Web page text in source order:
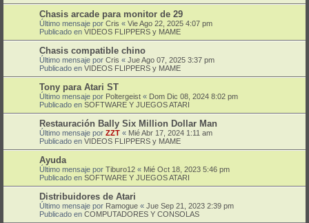
Chasis arcade para monitor de 29
Último mensaje por Cris « Vie Ago 22, 2025 4:07 pm
Publicado en VIDEOS FLIPPERS y MAME
Chasis compatible chino
Último mensaje por Cris « Jue Ago 07, 2025 3:37 pm
Publicado en VIDEOS FLIPPERS y MAME
Tony para Atari ST
Último mensaje por Poltergeist « Dom Dic 08, 2024 8:02 pm
Publicado en SOFTWARE Y JUEGOS ATARI
Restauración Bally Six Million Dollar Man
Último mensaje por ZZT « Mié Abr 17, 2024 1:11 am
Publicado en VIDEOS FLIPPERS y MAME
Ayuda
Último mensaje por Tiburo12 « Mié Oct 18, 2023 5:46 pm
Publicado en SOFTWARE Y JUEGOS ATARI
Distribuidores de Atari
Último mensaje por Ramogue « Jue Sep 21, 2023 2:39 pm
Publicado en COMPUTADORES Y CONSOLAS